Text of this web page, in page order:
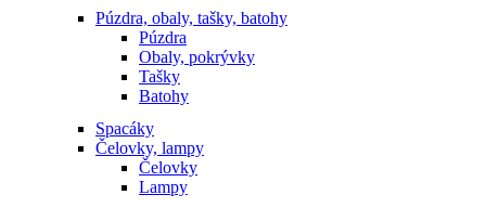
Púzdra, obaly, tašky, batohy
Púzdra
Obaly, pokrývky
Tašky
Batohy
Spacáky
Čelovky, lampy
Čelovky
Lampy